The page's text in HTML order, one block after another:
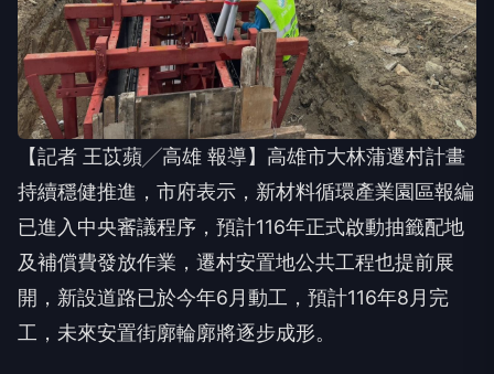
【記者 王苡蘋╱高雄 報導】高雄市大林蒲遷村計畫
持續穩健推進，市府表示，新材料循環產業園區報編
已進入中央審議程序，預計116年正式啟動抽籤配地
及補償費發放作業，遷村安置地公共工程也提前展
開，新設道路已於今年6月動工，預計116年8月完
工，未來安置街廓輪廓將逐步成形。